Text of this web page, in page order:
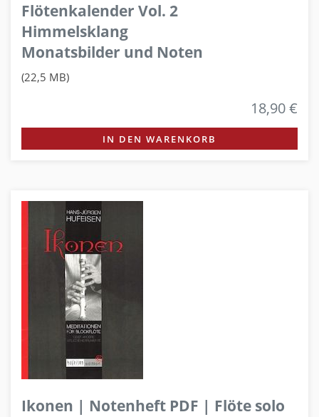
Flötenkalender Vol. 2
Himmelsklang
Monatsbilder und Noten
(22,5 MB)
18,90 €
IN DEN WARENKORB
Ikonen | Notenheft PDF | Flöte solo